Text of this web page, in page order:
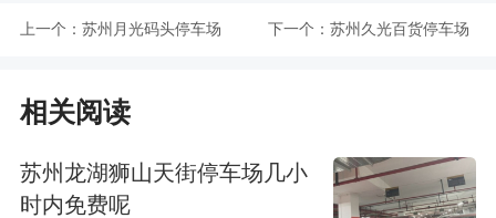
上一个： 苏州月光码头停车场 下一个： 苏州久光百货停车场
相关阅读
苏州龙湖狮山天街停车场几小
时内免费呢